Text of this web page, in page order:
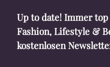
Up to date! Immer
Fashion, Lifestyle &
kostenlosen